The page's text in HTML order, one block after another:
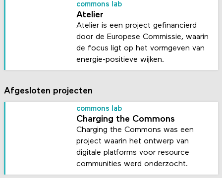
commons lab
Atelier
Atelier is een project gefinancierd
door de Europese Commissie, waarin
de focus ligt op het vormgeven van
energie-positieve wijken.
Afgesloten projecten
commons lab
Charging the Commons
Charging the Commons was een
project waarin het ontwerp van
digitale platforms voor resource
communities werd onderzocht.